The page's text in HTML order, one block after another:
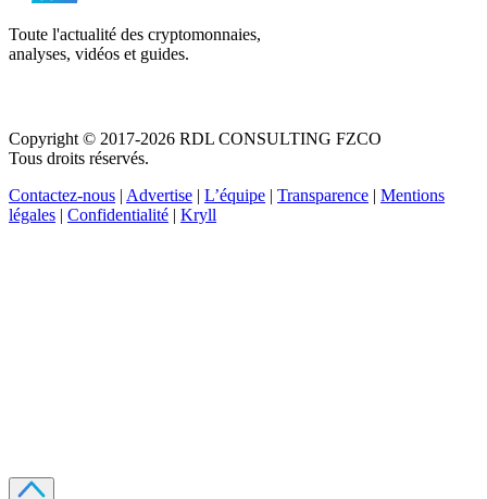
Toute l'actualité des cryptomonnaies,
analyses, vidéos et guides.
Copyright © 2017-2026 RDL CONSULTING FZCO
Tous droits réservés.
Contactez-nous | Advertise | L’équipe | Transparence | Mentions
légales | Confidentialité | Kryll